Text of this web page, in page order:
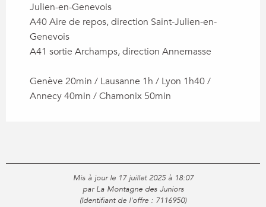
Julien-en-Genevois
A40 Aire de repos, direction Saint-Julien-en-
Genevois
A41 sortie Archamps, direction Annemasse
Genève 20min / Lausanne 1h / Lyon 1h40 /
Annecy 40min / Chamonix 50min
Mis à jour le 17 juillet 2025 à 18:07
par La Montagne des Juniors
(Identifiant de l'offre : 7116950)